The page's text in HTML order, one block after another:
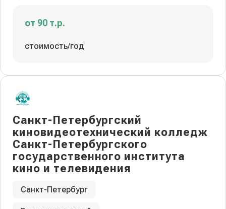
от 90 т.р.
стоимость/год
Санкт-Петербургский
киновидеотехнический колледж
Санкт-Петербургского
государственного института
кино и телевидения
Санкт-Петербург